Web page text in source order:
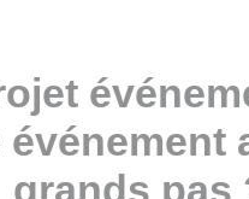
événement
grands pas